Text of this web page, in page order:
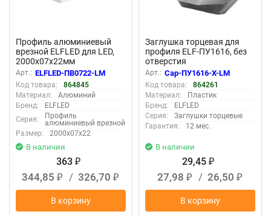
Профиль алюминиевый
врезной ELFLED для LED,
2000х07х22мм
Арт.: ELFLED-ПВ0722-LM
Код товара:
864845
Материал:
Алюминий
Бренд:
ELFLED
Серия:
Профиль
алюминиевый врезной
Размер:
2000х07х22
В наличии
363 ₽
344,85 ₽ / 326,70 ₽
В корзину
Заглушка торцевая для
профиля ELF-ПУ1616, без
отверстия
Арт.: Cap-ПУ1616-Х-LM
Код товара:
864261
Материал:
Пластик
Бренд:
ELFLED
Серия:
Заглушки торцевые
Гарантия:
12 мес.
В наличии
29,45 ₽
27,98 ₽ / 26,50 ₽
В корзину